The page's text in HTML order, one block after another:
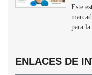
Este
para
ENLACES DE